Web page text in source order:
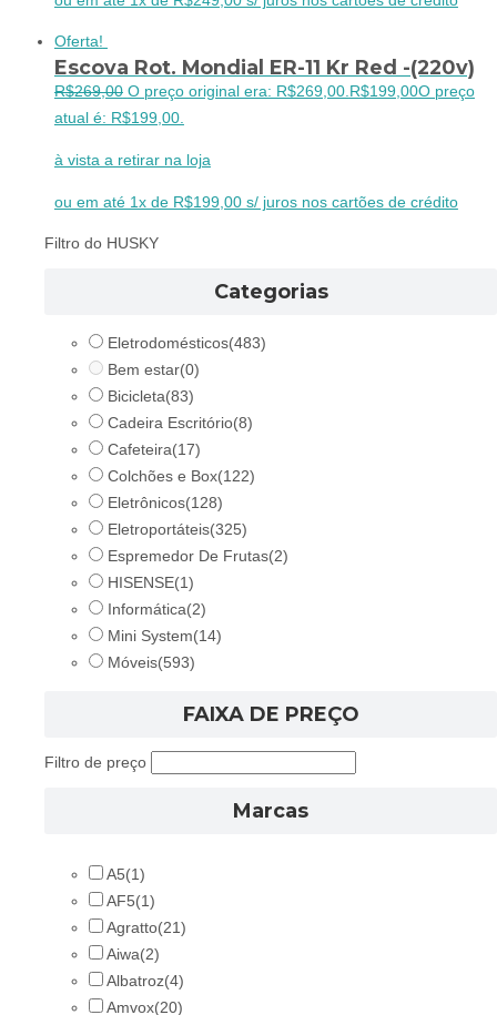
Oferta!
Escova Rot. Mondial ER-11 Kr Red -(220v)
R$269,00 O preço original era: R$269,00. R$199,00O preço
atual é: R$199,00.
à vista a retirar na loja
ou em até 1x de R$199,00 s/ juros nos cartões de crédito
Filtro do HUSKY
Categorias
Eletrodomésticos(483)
Bem estar(0)
Bicicleta(83)
Cadeira Escritório(8)
Cafeteira(17)
Colchões e Box(122)
Eletrônicos(128)
Eletroportáteis(325)
Espremedor De Frutas(2)
HISENSE(1)
Informática(2)
Mini System(14)
Móveis(593)
FAIXA DE PREÇO
Filtro de preço
Marcas
A5(1)
AF5(1)
Agratto(21)
Aiwa(2)
Albatroz(4)
Amvox(20)